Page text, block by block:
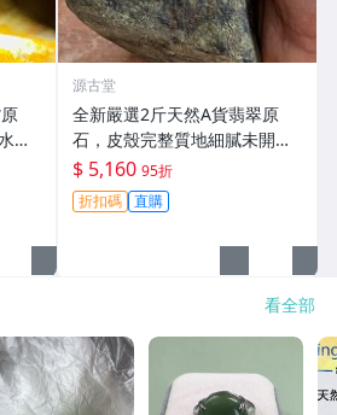
手
，
足
整
源古堂
全新嚴選2斤天然A貨翡翠原
石，皮殼完整質地細膩未開
料，保存良好，適合雕刻優美
手鐲，壓手感人品相佳 天然A
貨翡翠 碧玉 手鐲原料
$ 5,160 95折
折扣碼 直購
看全部